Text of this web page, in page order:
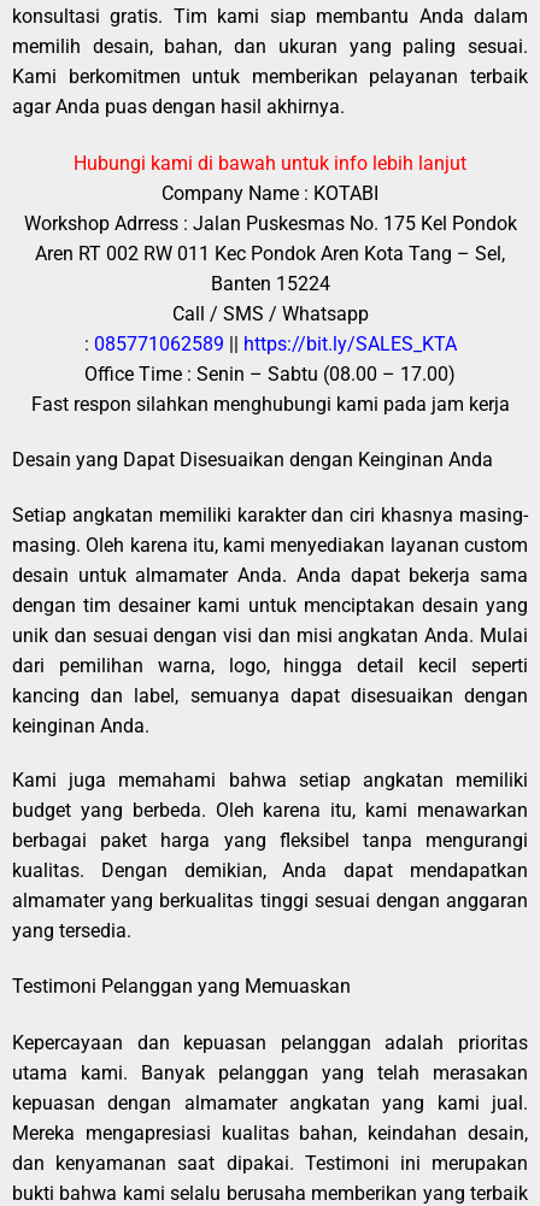
konsultasi gratis. Tim kami siap membantu Anda dalam
memilih desain, bahan, dan ukuran yang paling sesuai.
Kami berkomitmen untuk memberikan pelayanan terbaik
agar Anda puas dengan hasil akhirnya.
Hubungi kami di bawah untuk info lebih lanjut
Company Name : KOTABI
Workshop Adrress : Jalan Puskesmas No. 175 Kel Pondok
Aren RT 002 RW 011 Kec Pondok Aren Kota Tang – Sel,
Banten 15224
Call / SMS / Whatsapp
: 085771062589 || https://bit.ly/SALES_KTA
Office Time : Senin – Sabtu (08.00 – 17.00)
Fast respon silahkan menghubungi kami pada jam kerja
Desain yang Dapat Disesuaikan dengan Keinginan Anda
Setiap angkatan memiliki karakter dan ciri khasnya masing-
masing. Oleh karena itu, kami menyediakan layanan custom
desain untuk almamater Anda. Anda dapat bekerja sama
dengan tim desainer kami untuk menciptakan desain yang
unik dan sesuai dengan visi dan misi angkatan Anda. Mulai
dari pemilihan warna, logo, hingga detail kecil seperti
kancing dan label, semuanya dapat disesuaikan dengan
keinginan Anda.
Kami juga memahami bahwa setiap angkatan memiliki
budget yang berbeda. Oleh karena itu, kami menawarkan
berbagai paket harga yang fleksibel tanpa mengurangi
kualitas. Dengan demikian, Anda dapat mendapatkan
almamater yang berkualitas tinggi sesuai dengan anggaran
yang tersedia.
Testimoni Pelanggan yang Memuaskan
Kepercayaan dan kepuasan pelanggan adalah prioritas
utama kami. Banyak pelanggan yang telah merasakan
kepuasan dengan almamater angkatan yang kami jual.
Mereka mengapresiasi kualitas bahan, keindahan desain,
dan kenyamanan saat dipakai. Testimoni ini merupakan
bukti bahwa kami selalu berusaha memberikan yang terbaik